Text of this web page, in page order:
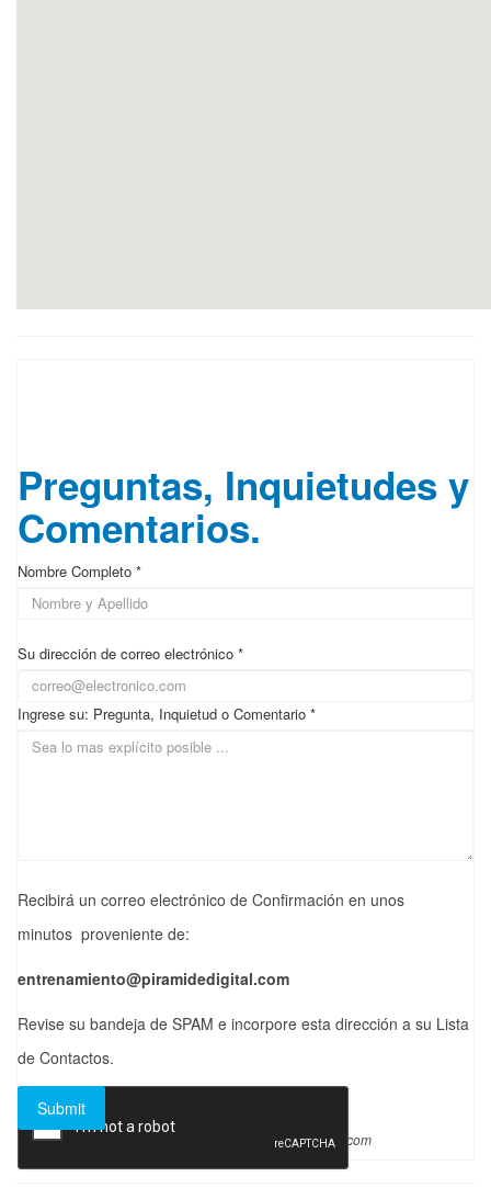
Preguntas, Inquietudes y
Comentarios.
Nombre Completo *
Su dirección de correo electrónico *
Ingrese su: Pregunta, Inquietud o Comentario *
Recibirá un correo electrónico de Confirmación en unos
minutos proveniente de:
entrenamiento@piramidedigital.com
Revise su bandeja de SPAM e incorpore esta dirección a su Lista
de Contactos.
makes it right. Balbooa.com